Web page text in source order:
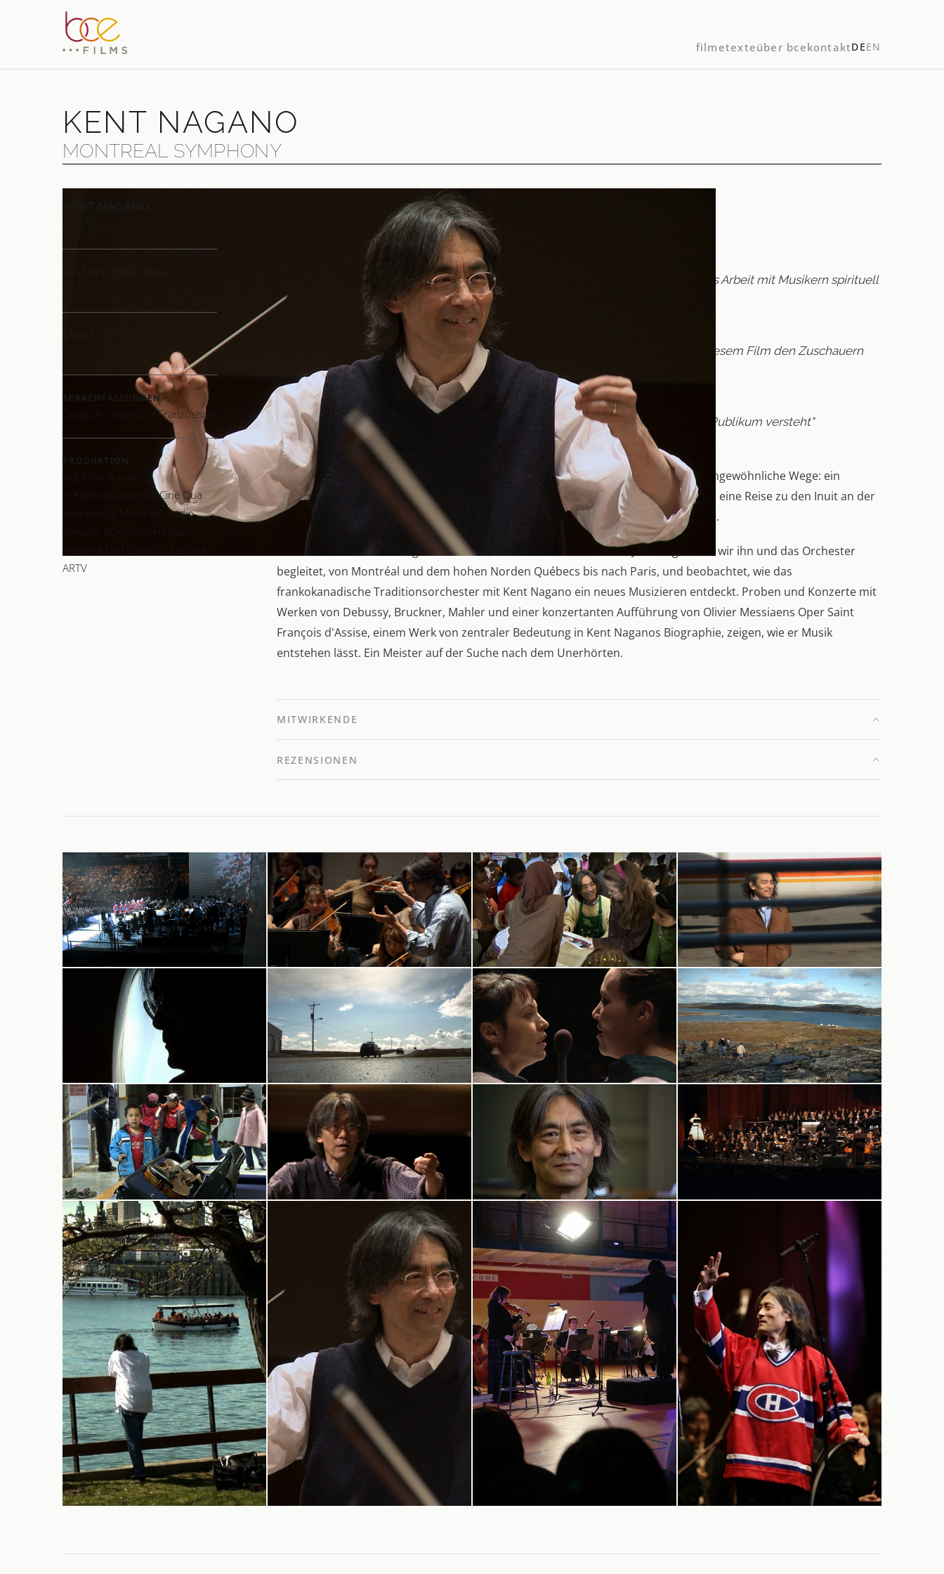
filmetexteüber bcekontaktDEEN
KENT NAGANO
MONTREAL SYMPHONY
SPRACHFASSUNGEN
Deutsch / Englisch / Französisch
PRODUKTION
in Koproduktion mit Ciné Qua
Non Média, Montréal, Radio
ARTV
"Eine wunderbar sinnliche Ausnahme"
"Immer wirkt die Atmosphäre in diesem schönen Portrait besonders, ist Naganos Arbeit mit Musikern spirituell
und handfest zugleich"
"Es sind die stillen Momente, die den Menschen und Musiker Kent Nagano in diesem Film den Zuschauern
nahebringen"
— Süddeutsche Zeitung
"Das sensible Portrait eines brillianten Künstlers, der seine Arbeit als Dienst am Publikum versteht"
— ZDF Heute Journal
Kent Nagano und seine Musiker des Orchestre symphonique de Montréal gehen ungewöhnliche Wege: ein
Konzert im Hockeystadion vor 15.000 Zuschauern, Musik bei einem Schulfrühstück, eine Reise zu den Inuit an der
Hudson Bay - mit einer Neukomposition für Kehlkopfgesang, Musik und Naturklang.
Von 2006 bis 2020 war Nagano Generalmusikdirektor des OSM. Ein Jahr lang haben wir ihn und das Orchester
begleitet, von Montréal und dem hohen Norden Québecs bis nach Paris, und beobachtet, wie das
frankokanadische Traditionsorchester mit Kent Nagano ein neues Musizieren entdeckt. Proben und Konzerte mit
Werken von Debussy, Bruckner, Mahler und einer konzertanten Aufführung von Olivier Messiaens Oper Saint
François d'Assise, einem Werk von zentraler Bedeutung in Kent Naganos Biographie, zeigen, wie er Musik
entstehen lässt. Ein Meister auf der Suche nach dem Unerhörten.
MITWIRKENDE
REZENSIONEN